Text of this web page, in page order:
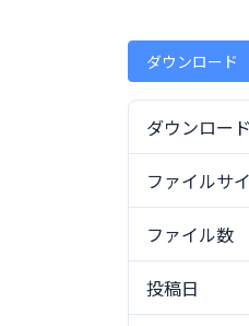
ダウンロード
ダウンロード
ファイルサ
ファイル数
投稿日